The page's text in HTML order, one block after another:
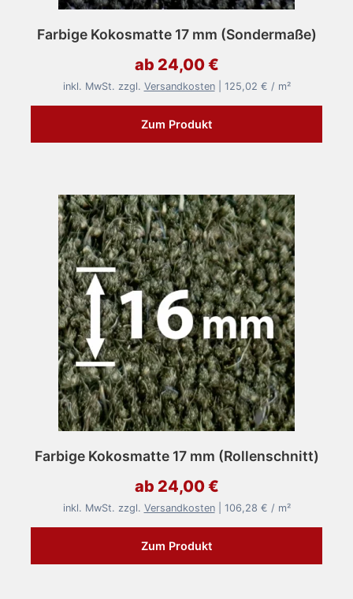
Farbige Kokosmatte 17 mm (Sondermaße)
ab 24,00 €
inkl. MwSt. zzgl. Versandkosten| 125,02 € / m²
Zum Produkt
Farbige Kokosmatte 17 mm (Rollenschnitt)
ab 24,00 €
inkl. MwSt. zzgl. Versandkosten| 106,28 € / m²
Zum Produkt